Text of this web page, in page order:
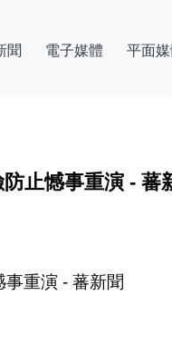
聞 電子媒體 平面媒
止憾事重演 - 蕃
重演 - 蕃新聞